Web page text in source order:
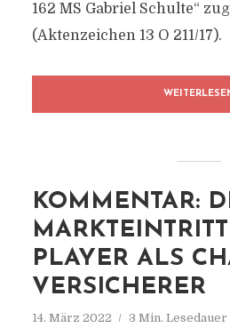
162 MS Gabriel Schulte“
(Aktenzeichen 13 O 211/17).
KOMMENTAR:
PLAYER ALS
VERSICHERER
14. März 2022 3 Min. Lesedauer